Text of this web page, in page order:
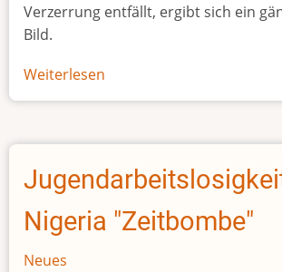
Verzerrung entfällt, ergibt sich ein
Bild.
Weiterlesen
Afrikas
Größe
Nigeria "Zeitbombe"
Neues